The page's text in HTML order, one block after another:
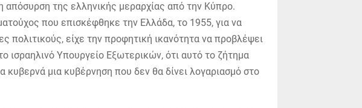
της ελληνικής μεραρχίας από την Κύπρο.
που επισκέφθηκε την Ελλάδα, το 1955, για να
πολιτικούς, είχε την προφητική ικανότητα να προβλέψει
ισραηλινό Υπουργείο Εξωτερικών, ότι αυτό το ζήτημα
κυβερνά μια κυβέρνηση που δεν θα δίνει λογαριασμό στο